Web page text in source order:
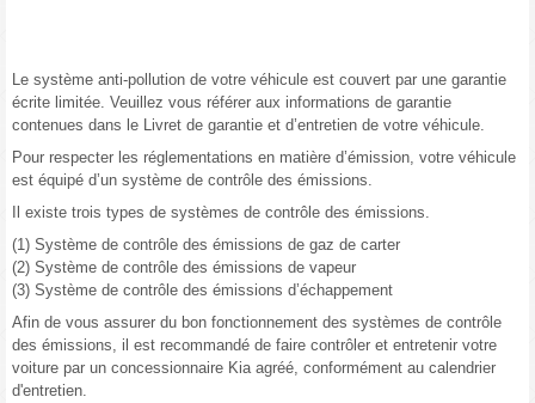
Le système anti-pollution de votre véhicule est couvert par une garantie
écrite limitée. Veuillez vous référer aux informations de garantie
contenues dans le Livret de garantie et d’entretien de votre véhicule.
Pour respecter les réglementations en matière d’émission, votre véhicule
est équipé d’un système de contrôle des émissions.
Il existe trois types de systèmes de contrôle des émissions.
(1) Système de contrôle des émissions de gaz de carter
(2) Système de contrôle des émissions de vapeur
(3) Système de contrôle des émissions d’échappement
Afin de vous assurer du bon fonctionnement des systèmes de contrôle
des émissions, il est recommandé de faire contrôler et entretenir votre
voiture par un concessionnaire Kia agréé, conformément au calendrier
d'entretien.